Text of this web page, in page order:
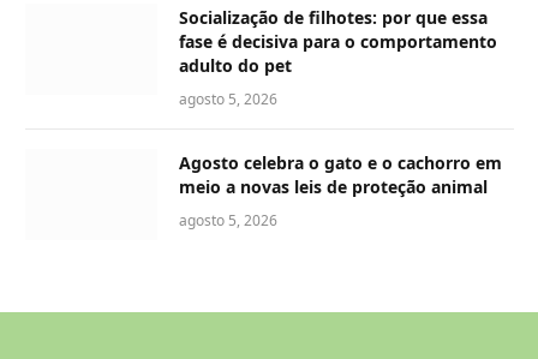
Socialização de filhotes: por que essa
fase é decisiva para o comportamento
adulto do pet
agosto 5, 2026
Agosto celebra o gato e o cachorro em
meio a novas leis de proteção animal
agosto 5, 2026